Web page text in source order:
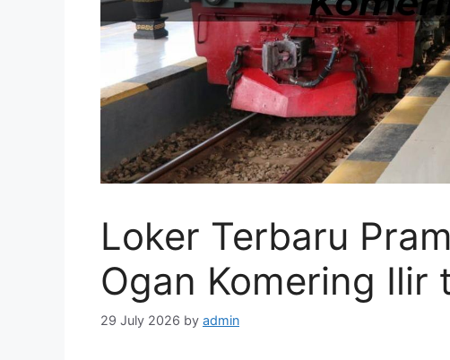
Loker Terbaru
Ogan Komering Ilir
29 July 2026 by admin